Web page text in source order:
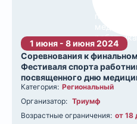
1 июня - 8 июня 2024
Соревнования к
Фестиваля спорта
посвященного дню
Категория: Региональный
Организатор: Триумф
Возрастные ограничения: от 18